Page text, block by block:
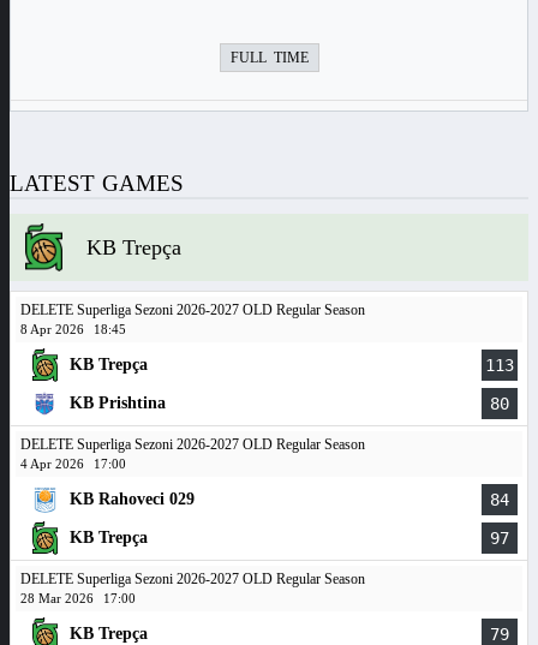
FULL TIME
LATEST GAMES
KB Trepça
DELETE Superliga Sezoni 2026-2027 OLD Regular Season
8 Apr 2026 18:45
KB Trepça 113
KB Prishtina 80
DELETE Superliga Sezoni 2026-2027 OLD Regular Season
4 Apr 2026 17:00
KB Rahoveci 029 84
KB Trepça 97
DELETE Superliga Sezoni 2026-2027 OLD Regular Season
28 Mar 2026 17:00
KB Trepça 79